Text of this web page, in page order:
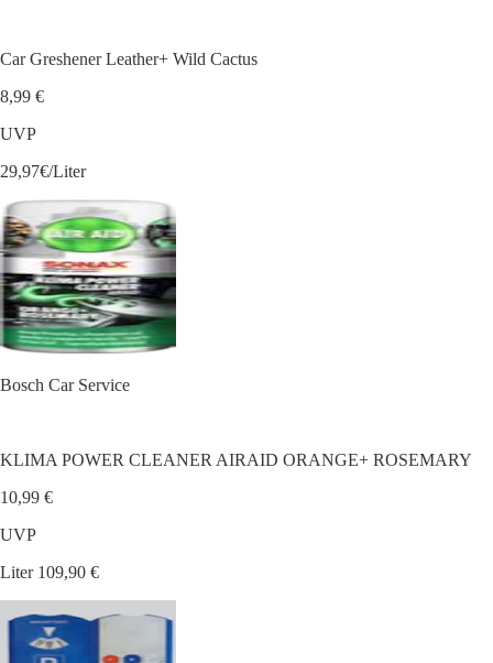
Car Greshener Leather+ Wild Cactus
8,99 €
UVP
29,97€/Liter
Bosch Car Service
KLIMA POWER CLEANER AIRAID ORANGE+ ROSEMARY
10,99 €
UVP
Liter 109,90 €